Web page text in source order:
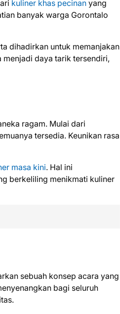
kuliner khas pecinan yang
banyak warga Gorontalo
dihadirkan untuk memanjakan
menjadi daya tarik tersendiri,
ragam. Mulai dari
tersedia. Keunikan rasa
masa kini. Hal ini
berkeliling menikmati kuliner
sebuah konsep acara yang
bagi seluruh